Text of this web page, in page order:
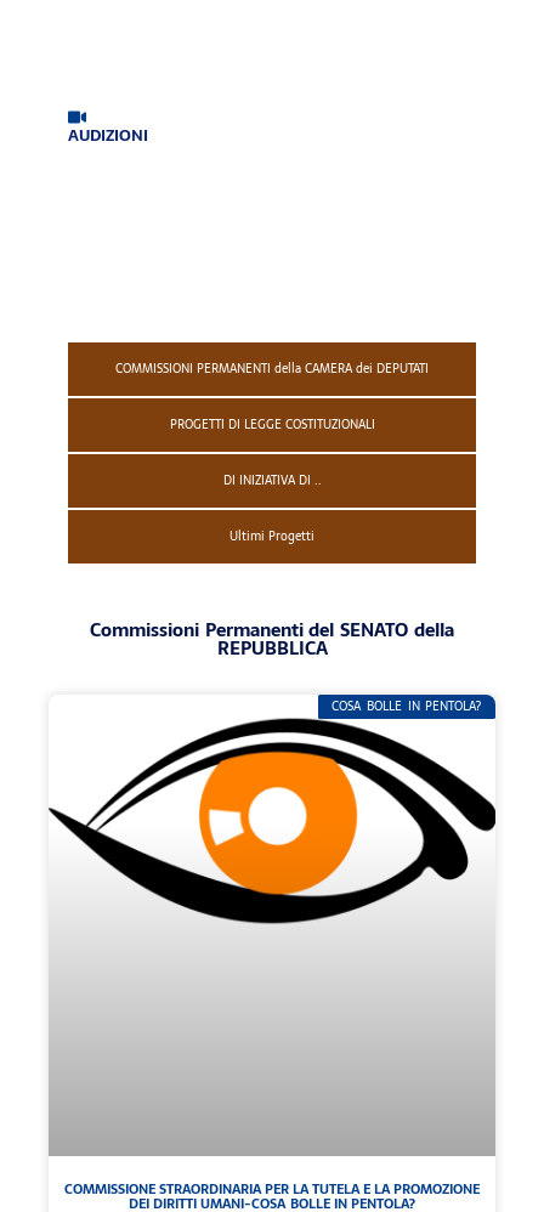
Commissioni Permanenti del SENATO della
REPUBBLICA
COSA BOLLE IN PENTOLA?
COMMISSIONE STRAORDINARIA PER LA TUTELA E LA PROMOZIONE
DEI DIRITTI UMANI-COSA BOLLE IN PENTOLA?
COMMISSIONI PERMANENTI della CAMERA dei DEPUTATI
PROGETTI DI LEGGE COSTITUZIONALI
DI INIZIATIVA DI ..
Ultimi Progetti
AUDIZIONI